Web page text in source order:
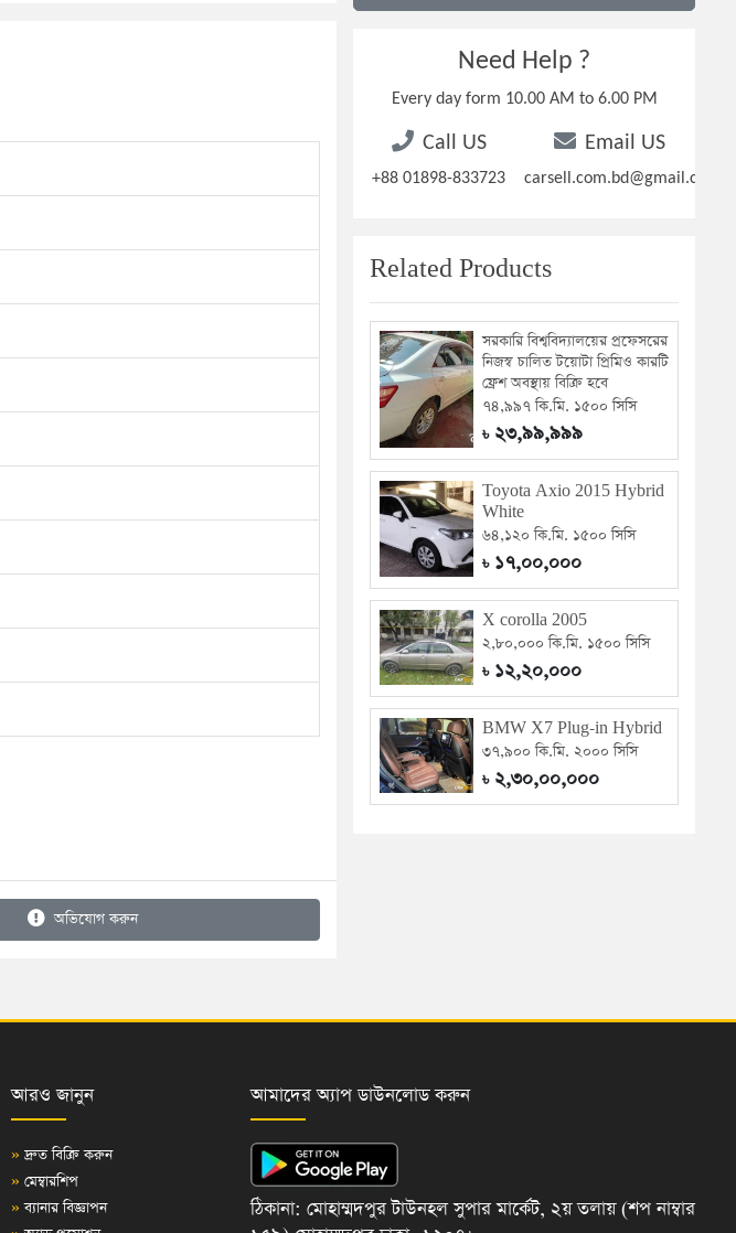
অভিযোগ করুন
Need Help ?
Every day form 10.00 AM to 6.00 PM
Call US
+88 01898-833723
Email US
carsell.com.bd@gmail.com
Related Products
সরকারি বিশ্ববিদ্যালয়ের প্রফেসরের
নিজস্ব চালিত টয়োটা প্রিমিও কারটি
ফ্রেশ অবস্থায় বিক্রি হবে
৭৪,৯৯৭ কি.মি. ১৫০০ সিসি
৳২৩,৯৯,৯৯৯
Toyota Axio 2015 Hybrid
White
৬৪,১২০ কি.মি. ১৫০০ সিসি
৳১৭,০০,০০০
X corolla 2005
২,৮০,০০০ কি.মি. ১৫০০ সিসি
৳১২,২০,০০০
BMW X7 Plug-in Hybrid
৩৭,৯০০ কি.মি. ২০০০ সিসি
৳২,৩০,০০,০০০
আরও জানুন
» দ্রুত বিক্রি করুন
» মেম্বারশিপ
» ব্যানার বিজ্ঞাপন
আমাদের অ্যাপ ডাউনলোড করুন
ঠিকানা: মোহাম্মদপুর টাউনহল সুপার মার্কেট, ২য় তলায় (শপ নাম্বার